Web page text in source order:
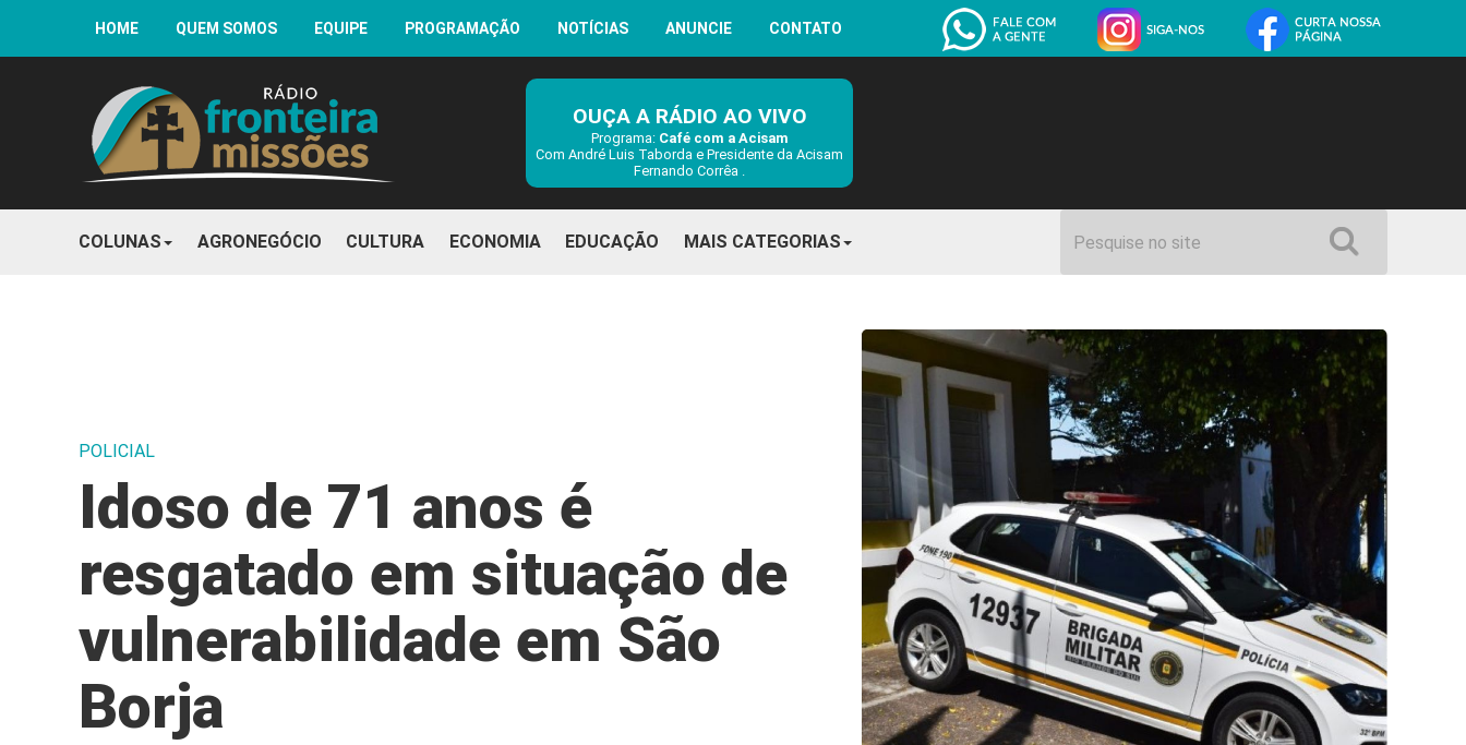
HOME QUEM SOMOS EQUIPE PROGRAMAÇÃO NOTÍCIAS ANUNCIE CONTATO
OUÇA A RÁDIO AO VIVO
Programa: Café com a Acisam
Com André Luis Taborda e Presidente da Acisam
Fernando Corrêa .
COLUNAS AGRONEGÓCIO CULTURA ECONOMIA EDUCAÇÃO MAIS CATEGORIAS
POLICIAL
Idoso de 71 anos é
resgatado em situação de
vulnerabilidade em São
Borja